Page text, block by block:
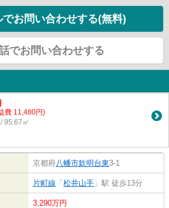
でお問い合わせする(無料)
でお問い合わせする
費 11,480円)
95.67㎡
京都府八幡市欽明台東3-1
片町線 「 松井山手 」駅 徒歩13分
3,290万円